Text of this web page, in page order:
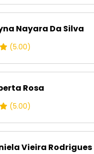
Nayara Da Silva
(5.00)
Rosa
(5.00)
Vieira Rodrigues